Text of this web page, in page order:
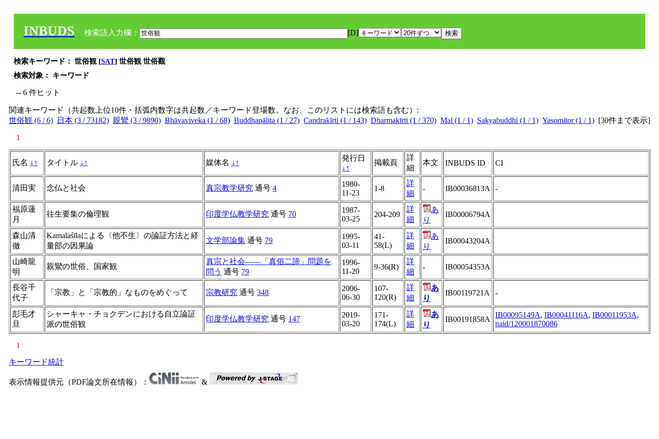
INBUDS 検索語入力欄： [D]
検索キーワード： 世俗観 [SAT] 世俗観 世俗觀
検索対象： キーワード
-- 6 件ヒット
関連キーワード（共起数上位10件・括弧内数字は共起数／キーワード登場数。なお、このリストには検索語も含む）:
世俗観 (6 / 6)
日本 (3 / 73182) 親鸞 (3 / 9890) Bhāvaviveka (1 / 68) Buddhapālita (1 / 27) Candrakīrti (1 / 143) Dharmakīrti (1 / 370) Mal (1 / 1) Sakyabuddhi (1 / 1) Yasomitor (1 / 1) [30件まで表示]
1
氏名 ↓ ↑ タイトル ↓ ↑ 媒体名 ↓ ↑
発行日
↓ ↑
掲載頁
詳
細
本文 INBUDS ID CI
清田実 念仏と社会 真宗教学研究 通号 4
1980-
11-23
1-8
詳
細
- IB00036813A -
福原蓮
月
往生要集の倫理観 印度学仏教学研究 通号 70
1987-
03-25
204-209
詳
細
あ
り
IB00006794A
森山清
徹
Kamalaśīlaによる〈他不生〉の論証方法と経
量部の因果論
文学部論集 通号 79
1995-
03-11
41-
58(L)
詳
細
あ
り
IB00043204A
山崎龍
明
親鸞の世俗、国家観
真宗と社会――「真俗二諦」問題を
問う 通号 79
1996-
11-20
9-36(R)
詳
細
- IB00054353A
長谷千
代子
「宗教」と「宗教的」なものをめぐって 宗教研究 通号 348
2006-
06-30
107-
120(R)
詳
細
あ
り
IB00119721A -
彭毛才
旦
シャーキャ・チョクデンにおける自立論証
派の世俗観
印度学仏教学研究 通号 147
2019-
03-20
171-
174(L)
詳
細
あ
り
IB00191858A
IB00095149A, IB00041116A, IB00011953A,
naid/120001870086
1
キーワード統計
表示情報提供元（PDF論文所在情報）： &